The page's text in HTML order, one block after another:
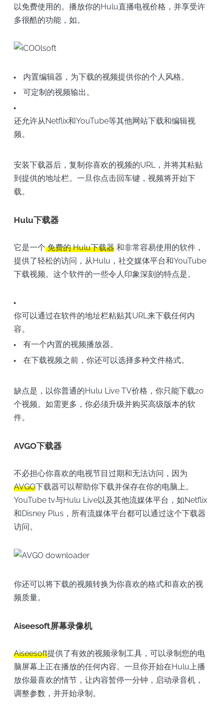
以免费使用的。播放你的Hulu直播电视价格，并享受许
多很酷的功能，如。
内置编辑器，为下载的视频提供你的个人风格。
可定制的视频输出。
还允许从Netflix和YouTube等其他网站下载和编辑视
频。
安装下载器后，复制你喜欢的视频的URL，并将其粘贴
到提供的地址栏。一旦你点击回车键，视频将开始下
载。
Hulu下载器
它是一个免费的 Hulu下载器和非常容易使用的软件，
提供了轻松的访问，从Hulu，社交媒体平台和YouTube
下载视频。这个软件的一些令人印象深刻的特点是。
你可以通过在软件的地址栏粘贴其URL来下载任何内
容。
有一个内置的视频播放器。
在下载视频之前，你还可以选择多种文件格式。
缺点是，以你普通的Hulu Live TV价格，你只能下载20
个视频。如需更多，你必须升级并购买高级版本的软
件。
AVGO下载器
不必担心你喜欢的电视节目过期和无法访问，因为
AVGO下载器可以帮助你下载并保存在你的电脑上。
YouTube tv与Hulu Live以及其他流媒体平台，如Netflix
和Disney Plus，所有流媒体平台都可以通过这个下载器
访问。
你还可以将下载的视频转换为你喜欢的格式和喜欢的视
频质量。
Aiseesoft屏幕录像机
Aiseesoft提供了有效的视频录制工具，可以录制您的电
脑屏幕上正在播放的任何内容。一旦你开始在Hulu上播
放你最喜欢的情节，让内容暂停一分钟，启动录音机，
调整参数，并开始录制。